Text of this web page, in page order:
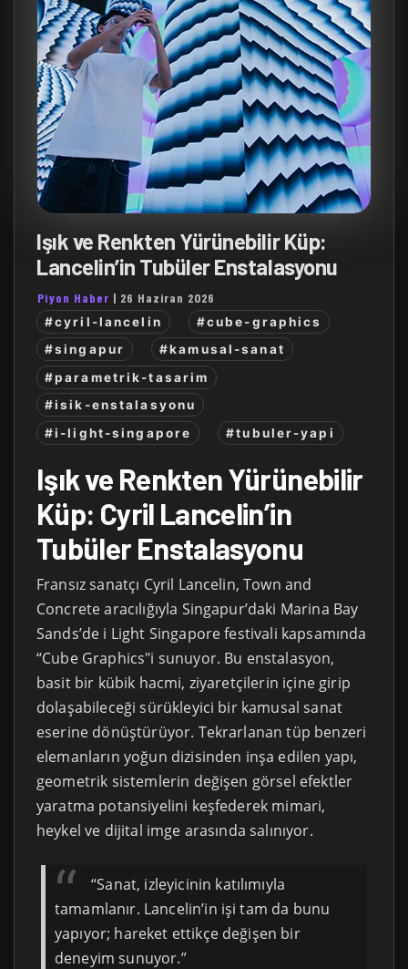
Işık ve Renkten Yürünebilir Küp:
Lancelin’in Tubüler Enstalasyonu
Piyon Haber | 26 Haziran 2026
#cyril-lancelin
#cube-graphics
#singapur
#kamusal-sanat
#parametrik-tasarim
#isik-enstalasyonu
#i-light-singapore
#tubuler-yapi
Işık ve Renkten Yürünebilir
Küp: Cyril Lancelin’in
Tubüler Enstalasyonu
Fransız sanatçı Cyril Lancelin, Town and
Concrete aracılığıyla Singapur’daki Marina Bay
Sands’de i Light Singapore festivali kapsamında
“Cube Graphics"i sunuyor. Bu enstalasyon,
basit bir kübik hacmi, ziyaretçilerin içine girip
dolaşabileceği sürükleyici bir kamusal sanat
eserine dönüştürüyor. Tekrarlanan tüp benzeri
elemanların yoğun dizisinden inşa edilen yapı,
geometrik sistemlerin değişen görsel efektler
yaratma potansiyelini keşfederek mimari,
heykel ve dijital imge arasında salınıyor.
“Sanat, izleyicinin katılımıyla
tamamlanır. Lancelin’in işi tam da bunu
yapıyor; hareket ettikçe değişen bir
deneyim sunuyor.”